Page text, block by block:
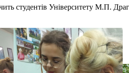
студентів Університету М.П.